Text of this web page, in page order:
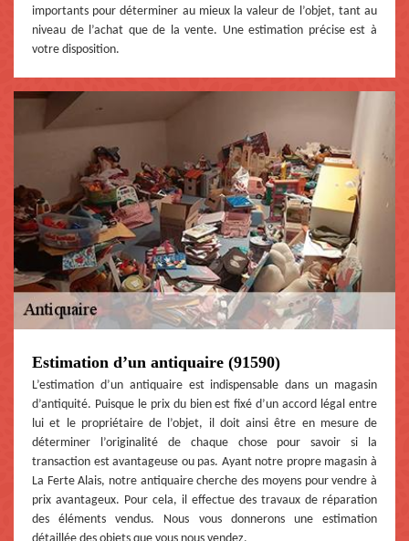
importants pour déterminer au mieux la valeur de l’objet, tant au
niveau de l’achat que de la vente. Une estimation précise est à
votre disposition.
Estimation d’un antiquaire (91590)
L’estimation d’un antiquaire est indispensable dans un magasin
d’antiquité. Puisque le prix du bien est fixé d’un accord légal entre
lui et le propriétaire de l’objet, il doit ainsi être en mesure de
déterminer l’originalité de chaque chose pour savoir si la
transaction est avantageuse ou pas. Ayant notre propre magasin à
La Ferte Alais, notre antiquaire cherche des moyens pour vendre à
prix avantageux. Pour cela, il effectue des travaux de réparation
des éléments vendus. Nous vous donnerons une estimation